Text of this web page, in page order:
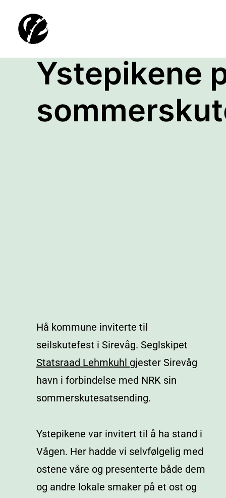
Ystepikene
Hå kommune inviterte til
seilskutefest i Sirevåg. Seglskipet
Statsraad Lehmkuhl gjester Sirevåg
havn i forbindelse med NRK sin
sommerskutesatsending.
Ystepikene var invitert til å ha stand i
Vågen. Her hadde vi selvfølgelig med
ostene våre og presenterte både dem
og andre lokale smaker på et ost og